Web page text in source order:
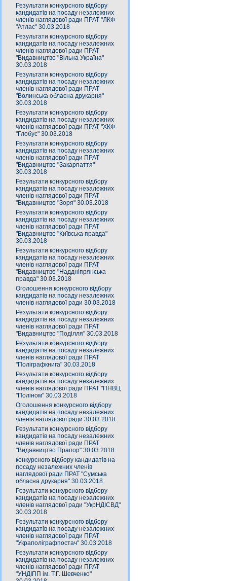
Результати конкурсного відбору
кандидатів на посаду незалежних
членів наглядової ради ПРАТ "ЛКФ
"Атлас" 30.03.2018
Результати конкурсного відбору
кандидатів на посаду незалежних
членів наглядової ради ПРАТ
"Видавництво "Вільна Україна"
30.03.2018
Результати конкурсного відбору
кандидатів на посаду незалежних
членів наглядової ради ПРАТ
"Волинська обласна друкарня"
30.03.2018
Результати конкурсного відбору
кандидатів на посаду незалежних
членів наглядової ради ПРАТ "ХКФ
"Глобус" 30.03.2018
Результати конкурсного відбору
кандидатів на посаду незалежних
членів наглядової ради ПРАТ
"Видавництво "Закарпаття"
30.03.2018
Результати конкурсного відбору
кандидатів на посаду незалежних
членів наглядової ради ПРАТ
"Видавництво "Зоря" 30.03.2018
Результати конкурсного відбору
кандидатів на посаду незалежних
членів наглядової ради ПРАТ
"Видавництво "Київська правда"
30.03.2018
Результати конкурсного відбору
кандидатів на посаду незалежних
членів наглядової ради ПРАТ
"Видавництво "Наддніпрянська
правда" 30.03.2018
Оголошення конкурсного відбору
кандидатів на посаду незалежних
членів наглядової ради 30.03.2018
Результати конкурсного відбору
кандидатів на посаду незалежних
членів наглядової ради ПРАТ
"Видавництво "Поділля" 30.03.2018
Результати конкурсного відбору
кандидатів на посаду незалежних
членів наглядової ради ПРАТ
"Поліграфкнига" 30.03.2018
Результати конкурсного відбору
кандидатів на посаду незалежних
членів наглядової ради ПРАТ "ПНВЦ
"Поліном" 30.03.2018
Оголошення конкурсного відбору
кандидатів на посаду незалежних
членів наглядової ради 30.03.2018
Результати конкурсного відбору
кандидатів на посаду незалежних
членів наглядової ради ПРАТ
"Видавництво Прапор" 30.03.2018
конкурсного відбору кандидатів на
посаду незалежних членів
наглядової ради ПРАТ "Сумська
обласна друкарня" 30.03.2018
Результати конкурсного відбору
кандидатів на посаду незалежних
членів наглядової ради "УкрНДІСВД"
30.03.2018
Результати конкурсного відбору
кандидатів на посаду незалежних
членів наглядової ради ПРАТ
"Украполіграфпостач" 30.03.2018
Результати конкурсного відбору
кандидатів на посаду незалежних
членів наглядової ради ПРАТ
"УНДІПП ім. Т.Г. Шевченко"